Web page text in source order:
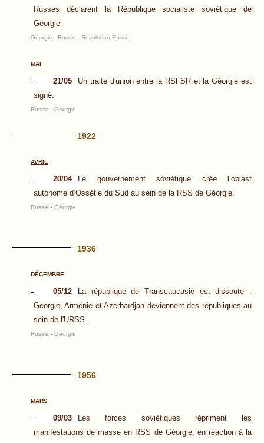
Russes déclarent la République socialiste soviétique de
Géorgie.
Géorgie - Russie - Révolution Russe
MAI
21/05
Un traité d'union entre la RSFSR et la Géorgie est
signé.
Russie - Géorgie
1922
AVRIL
20/04
Le gouvernement soviétique crée l’oblast
autonome d’Ossétie du Sud au sein de la RSS de Géorgie.
Russie - Géorgie
1936
DÉCEMBRE
05/12
La république de Transcaucasie est dissoute :
Géorgie, Arménie et Azerbaïdjan deviennent des républiques au
sein de l'URSS.
Russie - Géorgie
1956
MARS
09/03
Les forces soviétiques répriment les
manifestations de masse en RSS de Géorgie, en réaction à la